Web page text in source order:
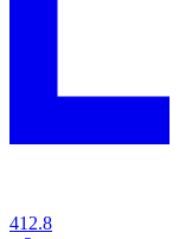
412.8